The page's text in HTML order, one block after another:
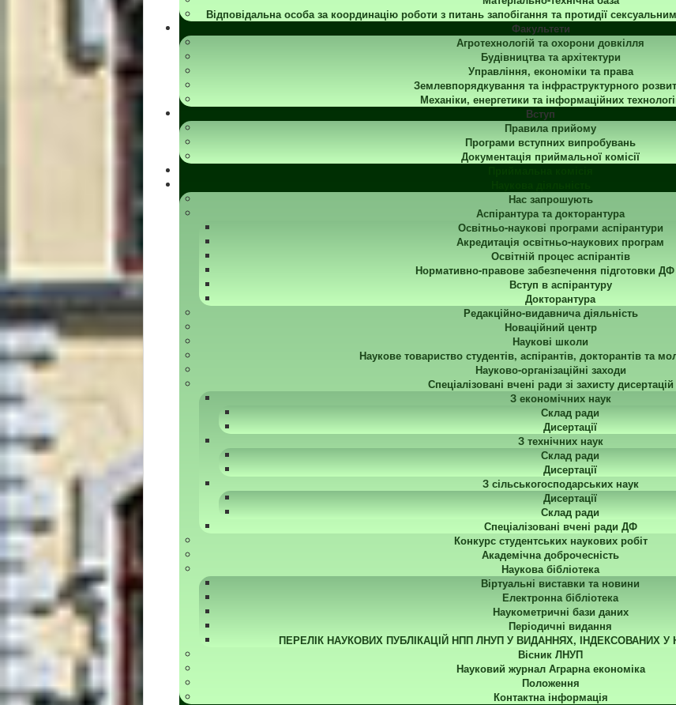
Відповідальна особа за координацію роботи з питань запобігання та протидії
Факультети
Агротехнологій та охорони довкілля
Будівництва та архітектури
Управління, економіки та права
Землевпорядкування та інфраструктурного
Механіки, енергетики та інформаційних
Вступ
Правила прийому
Програми вступних випробувань
Документація приймальної комісії
Нас запрошують
Аспірантура та докторантура
Освітньо-наукові програми аспірантури
Акредитація освітньо-наукових програм
Освітній процес аспірантів
Нормативно-правове забезпечення підготовки
Вступ в аспірантуру
Докторантура
Редакційно-видавнича діяльність
Новаційний центр
Наукові школи
Наукове товариство студентів, аспірантів, докторантів та
Науково-організаційні заходи
Спеціалізовані вчені ради зі захисту дисертацій
З економічних наук
Склад ради
Дисертації
З технічних наук
Склад ради
Дисертації
З сільськогосподарських наук
Дисертації
Склад ради
Спеціалізовані вчені ради ДФ
Конкурс студентських наукових робіт
Академічна доброчесність
Наукова бібліотека
Віртуальні виставки та новини
Електронна бібліотека
Наукометричні бази даних
Періодичні видання
ПЕРЕЛІК НАУКОВИХ ПУБЛІКАЦІЙ НПП ЛНУП У ВИДАННЯХ, ІНДЕКСОВАНИХ У
Вісник ЛНУП
Науковий журнал Аграрна економіка
Положення
Контактна інформація